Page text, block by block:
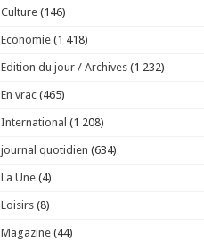
Culture(146)
Economie(1 418)
Edition du jour / Archives(1 232)
En vrac(465)
International (1 208)
journal quotidien (634)
La Une(4)
Loisirs(8)
Magazine(44)